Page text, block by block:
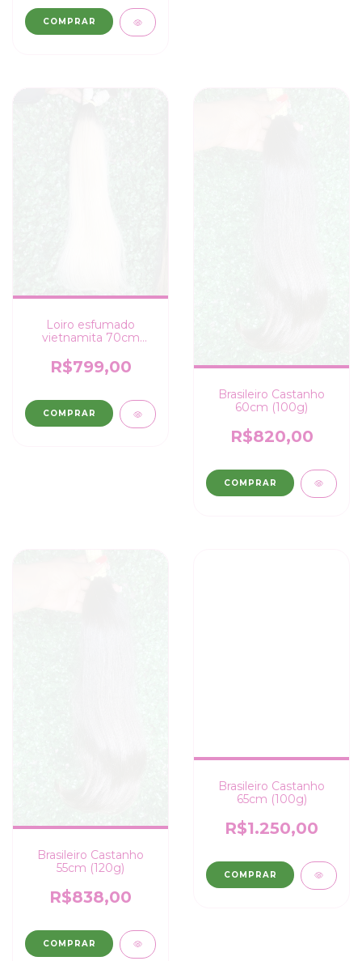
COMPRAR
Loiro esfumado
vietnamita 70cm
R$799,00
COMPRAR
Brasileiro Castanho
60cm (100g)
R$820,00
COMPRAR
Brasileiro Castanho
55cm (120g)
R$838,00
COMPRAR
Brasileiro Castanho
65cm (100g)
R$1.250,00
COMPRAR